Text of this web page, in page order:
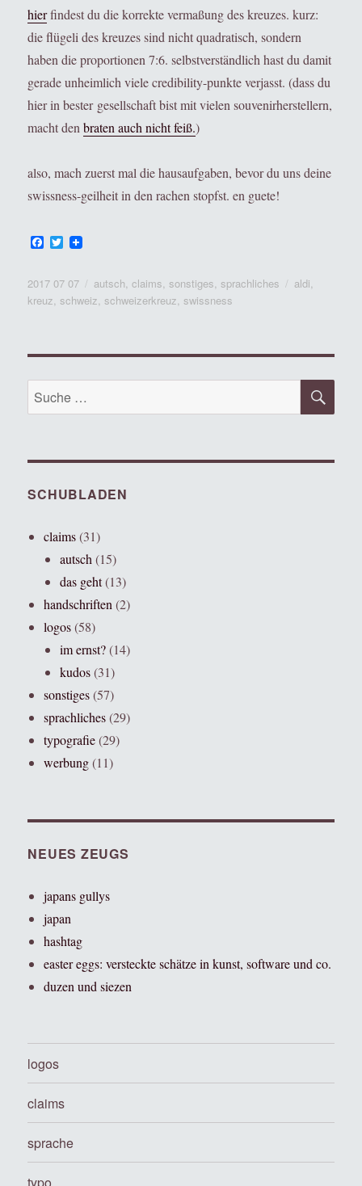
hierfindest du die korrekte vermaßung des kreuzes. kurz:
die flügeli des kreuzes sind nicht quadratisch, sondern
haben die proportionen 7:6. selbstverständlich hast du damit
gerade unheimlich viele credibility-punkte verjasst. (dass du
hier in bester gesellschaft bist mit vielen souvenirherstellern,
macht denbraten auch nicht feiß.)
also, mach zuerst mal die hausaufgaben, bevor du uns deine
swissness-geilheit in den rachen stopfst. en guete!
F
e
b
o
T
w
t
e
Veröffentlicht
am
2017 07 07 Kategorien
autsch,claims, sonstiges, sprachliches Tags
aldi,
kreuz, schweiz, schweizerkreuz, swissness
Suche
nach:
SCHUBLADEN
claims(31)
autsch(15)
das geht(13)
handschriften(2)
logos(58)
im ernst?(14)
kudos(31)
sonstiges(57)
sprachliches(29)
typografie(29)
werbung(11)
NEUES ZEUGS
japans gullys
japan
hashtag
easter eggs: versteckte schätze in kunst, software und co.
duzen und siezen
logos
claims
sprache